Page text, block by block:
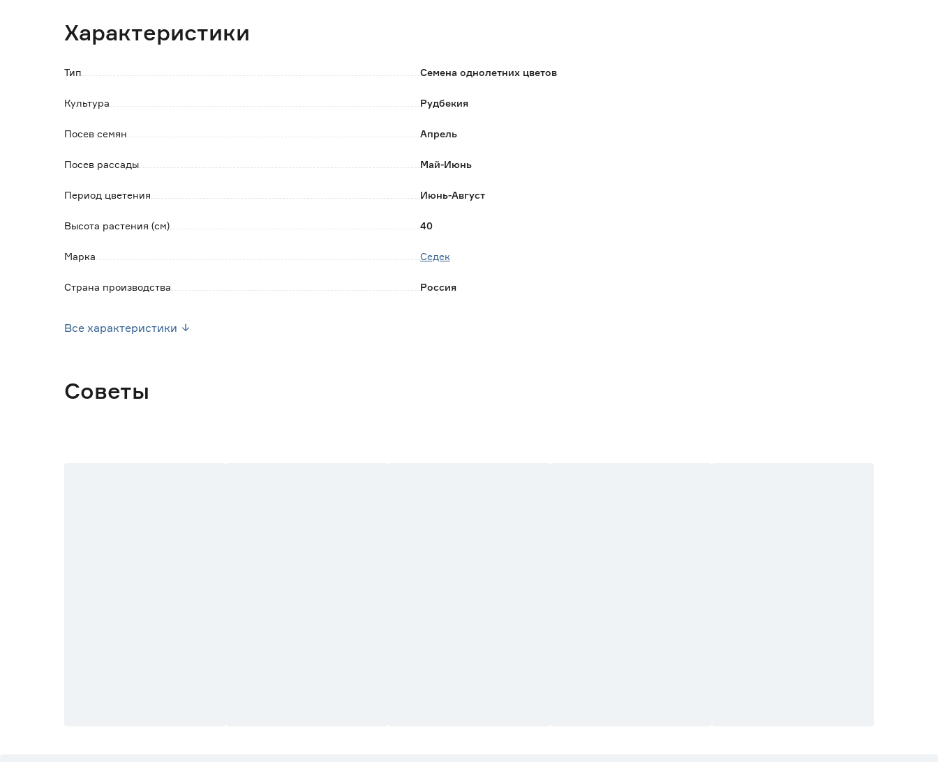
оформлении патио-двориков и балконов.
Характеристики
Тип Семена однолетних цветов
Культура Рудбекия
Посев семян Апрель
Посев рассады Май-Июнь
Период цветения Июнь-Август
Высота растения (см) 40
Марка Седек
Страна производства Россия
Все характеристики
Советы